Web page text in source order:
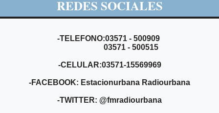
REDES SOCIALES
-TELEFONO:03571 - 500909
03571 - 500515
-CELULAR:03571-15569969
-FACEBOOK: Estacionurbana Radiourbana
-TWITTER: @fmradiourbana